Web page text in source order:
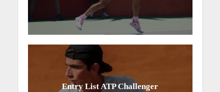
Entry List ATP Challenger